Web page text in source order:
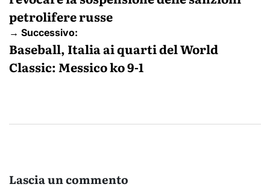
petrolifere russe
→ Successivo:
Baseball, Italia ai quarti del World
Classic: Messico ko 9-1
Lascia un commento